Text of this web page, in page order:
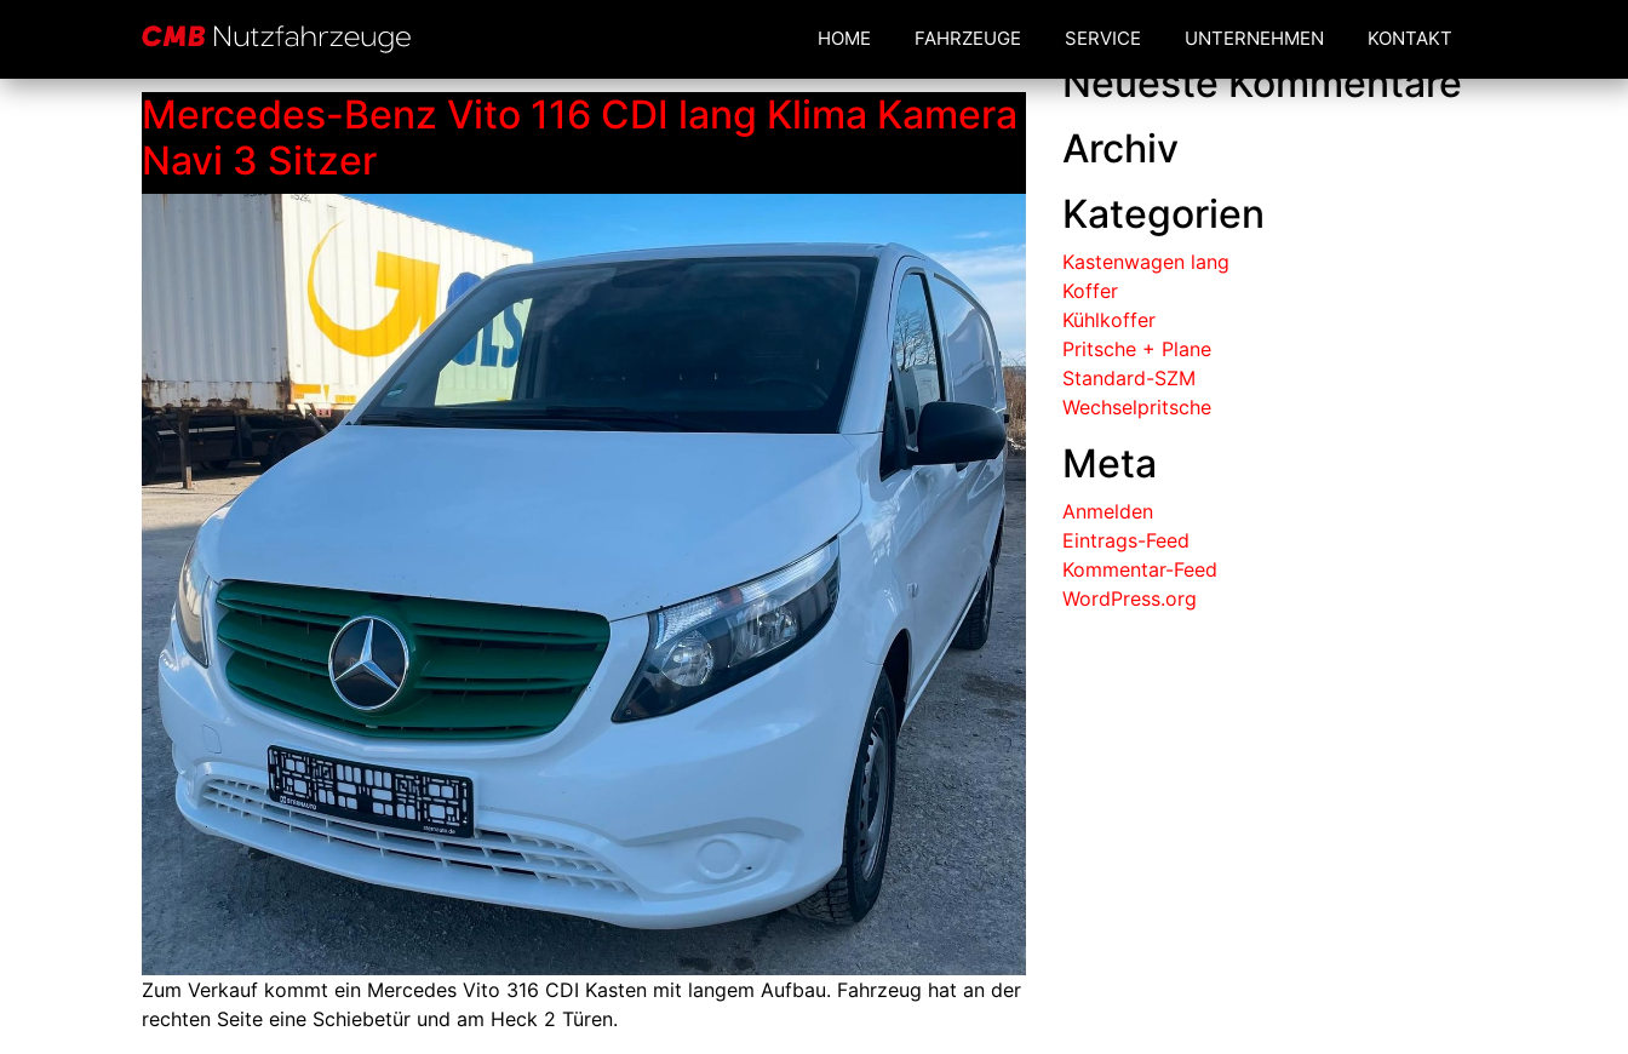
HOME FAHRZEUGE SERVICE UNTERNEHMEN KONTAKT
Preis Unformatiert:
Mercedes-Benz Vito 116 CDI lang Klima Kamera
Navi 3 Sitzer
Zum Verkauf kommt ein Mercedes Vito 316 CDI Kasten mit langem Aufbau. Fahrzeug hat an der
rechten Seite eine Schiebetür und am Heck 2 Türen.
Neueste Kommentare
Archiv
Kategorien
Kastenwagen lang
Koffer
Kühlkoffer
Pritsche + Plane
Standard-SZM
Wechselpritsche
Meta
Anmelden
Eintrags-Feed
Kommentar-Feed
WordPress.org